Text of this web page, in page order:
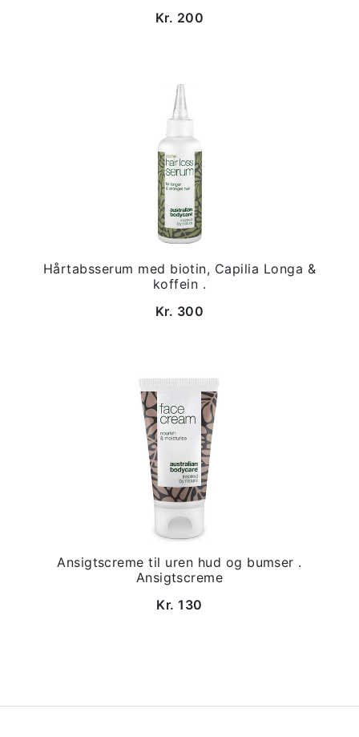
Kr. 200
Hårtabsserum med biotin, Capilia Longa &
koffein .
Kr. 300
Ansigtscreme til uren hud og bumser .
Ansigtscreme
Kr. 130